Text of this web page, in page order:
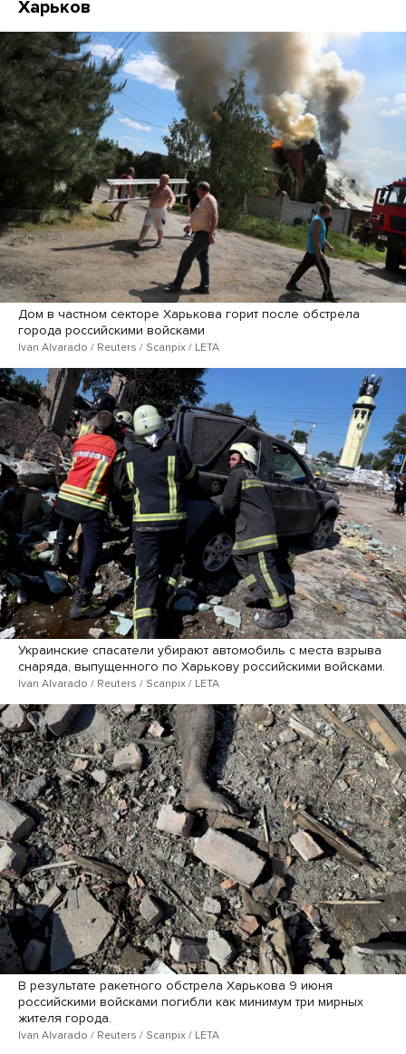
Харьков
Дом в частном секторе Харькова горит после обстрела
города российскими войсками
Ivan Alvarado / Reuters / Scanpix / LETA
Украинские спасатели убирают автомобиль с места взрыва
снаряда, выпущенного по Харькову российскими войсками.
Ivan Alvarado / Reuters / Scanpix / LETA
В результате ракетного обстрела Харькова 9 июня
российскими войсками погибли как минимум три мирных
жителя города.
Ivan Alvarado / Reuters / Scanpix / LETA